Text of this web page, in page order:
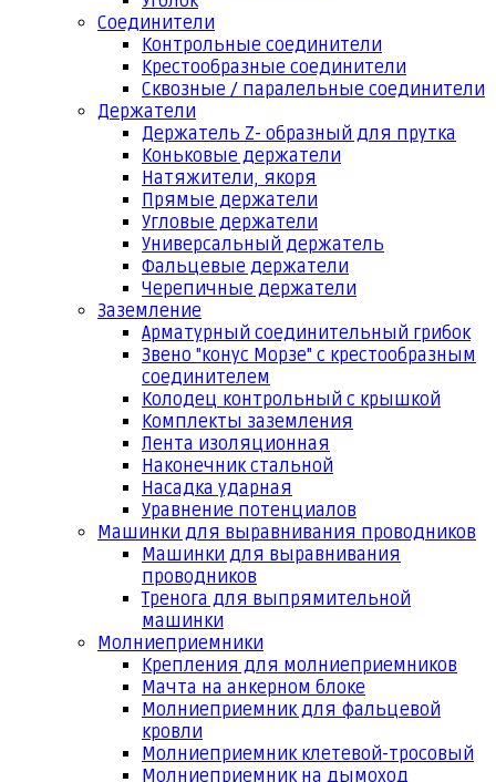
Соединители
Контрольные соединители
Крестообразные соединители
Сквозные / паралельные соединители
Держатели
Держатель Z- образный для прутка
Коньковые держатели
Натяжители, якоря
Прямые держатели
Угловые держатели
Универсальный держатель
Фальцевые держатели
Черепичные держатели
Заземление
Арматурный соединительный грибок
Звено "конус Морзе" с крестообразным
соединителем
Колодец контрольный с крышкой
Комплекты заземления
Лента изоляционная
Наконечник стальной
Насадка ударная
Уравнение потенциалов
Машинки для выравнивания проводников
Машинки для выравнивания
проводников
Тренога для выпрямительной
машинки
Молниеприемники
Крепления для молниеприемников
Мачта на анкерном блоке
Молниеприемник для фальцевой
кровли
Молниеприемник клетевой-тросовый
Молниеприемник на дымоход